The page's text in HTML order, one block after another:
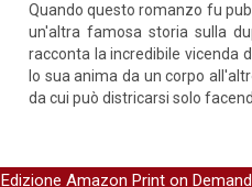
Quando questo romanzo fu
un'altra famosa storia sulla
racconta la incredibile vicenda
lo sua anima da un corpo
da cui può districarsi solo
Edizione Amazon Print on Demand